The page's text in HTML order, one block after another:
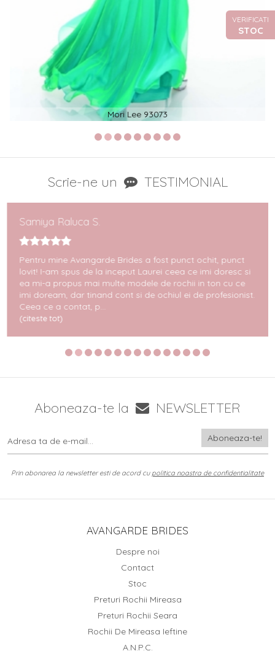
Mori Lee 93073
Scrie-ne un TESTIMONIAL
Samiya Raluca S.
Pentru mine Avangarde Brides a fost punct ochit, punct
lovit! I-am spus de la inceput Laurei ceea ce imi doresc si
ea mi-a propus mai multe modele de rochii in ton cu ce
imi doream, dar tinand cont si de ochiul ei de profesionist.
Ceea ce a contat, p...
(citeste tot)
Aboneaza-te la NEWSLETTER
Prin abonarea la newsletter esti de acord cu politica noastra de confidentialitate
AVANGARDE BRIDES
Despre noi
Contact
Stoc
Preturi Rochii Mireasa
Preturi Rochii Seara
Rochii De Mireasa Ieftine
A.N.P.C.
VERIFICATI
STOC